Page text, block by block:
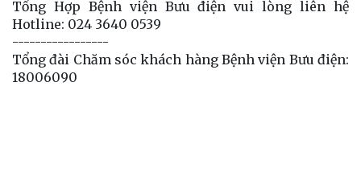
Tổng Hợp Bệnh viện Bưu điện vui lòng liên hệ
Hotline: 024 3640 0539
-----------------
Tổng đài Chăm sóc khách hàng Bệnh viện Bưu điện:
18006090